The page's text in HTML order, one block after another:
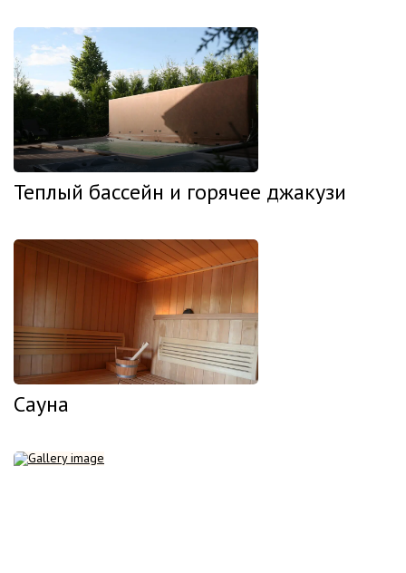
Теплый бассейн и горячее джакузи
Сауна